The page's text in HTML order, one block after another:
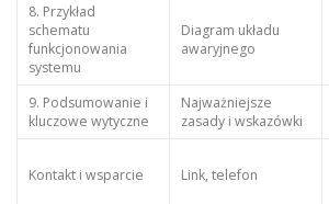
8. Przykład
schematu
funkcjonowania
systemu
Diagram układu
awaryjnego
9. Podsumowanie i
kluczowe wytyczne
Najważniejsze
zasady i wskazówki
Kontakt i wsparcie Link, telefon